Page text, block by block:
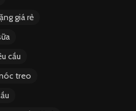
giá rẻ
cầu
treo